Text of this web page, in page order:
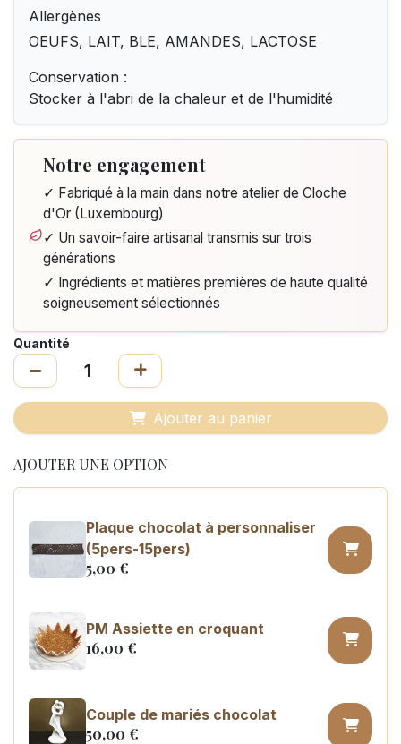
Allergènes
OEUFS, LAIT, BLE, AMANDES, LACTOSE
Conservation :
Stocker à l'abri de la chaleur et de l'humidité
Notre engagement
✓ Fabriqué à la main dans notre atelier de Cloche
d'Or (Luxembourg)
✓ Un savoir-faire artisanal transmis sur trois
générations
✓ Ingrédients et matières premières de haute qualité
soigneusement sélectionnés
Quantité
Ajouter au panier
AJOUTER UNE OPTION
Plaque chocolat à personnaliser
(5pers-15pers)
5,00 €
PM Assiette en croquant
16,00 €
Couple de mariés chocolat
50,00 €